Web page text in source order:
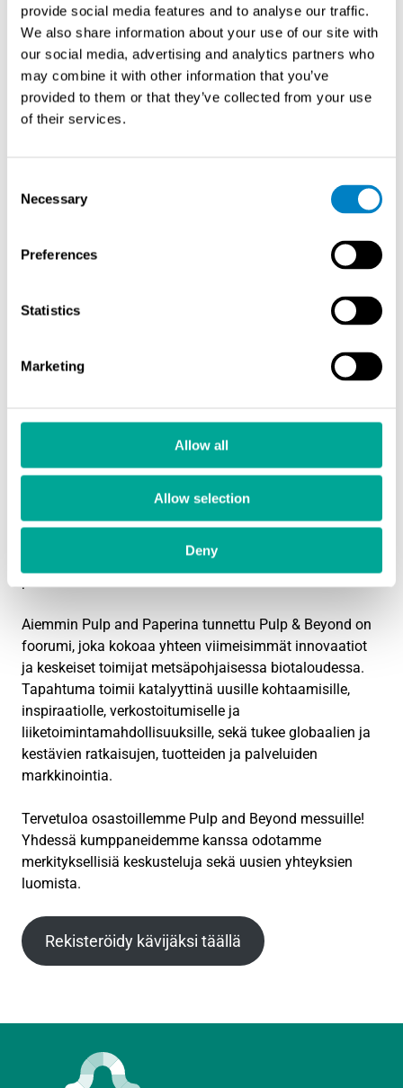
provide social media features and to analyse our traffic.
We also share information about your use of our site with
our social media, advertising and analytics partners who
may combine it with other information that you’ve
provided to them or that they’ve collected from your use
of their services.
Selection
Necessary
Preferences
Statistics
Marketing
Allow all
Allow selection
Deny
räjähdyksiä vastaan.Sintrol Safety – konseptin
ratkaisut keskittyvät kohentamaan teollisuuslaitosten
paloturvallisuutta, ja sen ilmaisu- ja sammutusratkaisut
mahdollistavat tuotannon jatkumisen ilman
keskeytyksiä.
Päästöjen valvonta (Opsis &
Sintrol): Osasto B41
yhdessä Sintrolin pölymittareiden ja huoltopalveluiden
ilmanlaadun seurantaan.
Sintrolin sitoutuminen asiantuntevaan palveluun,
innovaatioon ja laatuun yhdistettynä vahvaan
jotka etsivät luotettavia ja edistyksellisiä ratkaisuja
Aiemmin Pulp and Paperina tunnettu Pulp & Beyond on
foorumi, joka kokoaa yhteen viimeisimmät innovaatiot
ja keskeiset toimijat metsäpohjaisessa biotaloudessa.
Tapahtuma toimii katalyyttinä uusille kohtaamisille,
inspiraatiolle, verkostoitumiselle ja
liiketoimintamahdollisuuksille, sekä tukee globaalien ja
kestävien ratkaisujen, tuotteiden ja palveluiden
markkinointia.
Tervetuloa osastoillemme Pulp and Beyond messuille!
Yhdessä kumppaneidemme kanssa odotamme
merkityksellisiä keskusteluja sekä uusien yhteyksien
luomista.
Rekisteröidy kävijäksi täällä